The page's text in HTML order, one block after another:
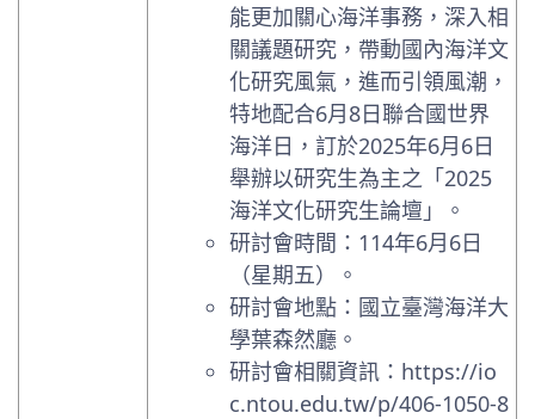
能更加關心海洋事務，深入相
關議題研究，帶動國內海洋文
化研究風氣，進而引領風潮，
特地配合6月8日聯合國世界
海洋日，訂於2025年6月6日
舉辦以研究生為主之「2025
海洋文化研究生論壇」。
研討會時間：114年6月6日
（星期五）。
研討會地點：國立臺灣海洋大
學葉森然廳。
研討會相關資訊：https://io
c.ntou.edu.tw/p/406-1050-8